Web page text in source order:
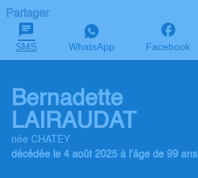
Partager
SMS WhatsApp Facebook
Bernadette
LAIRAUDAT
née CHATEY
décédée le 4 août 2025 à l'âge de 99 ans